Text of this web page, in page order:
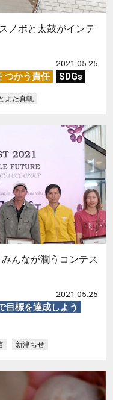
ノボと太鼓がインテ
2021.05.25
つかう責任 SDGs
よた真帆
みんなが潤うコンテス
2021.05.25
目標を達成しよう
新津ちせ